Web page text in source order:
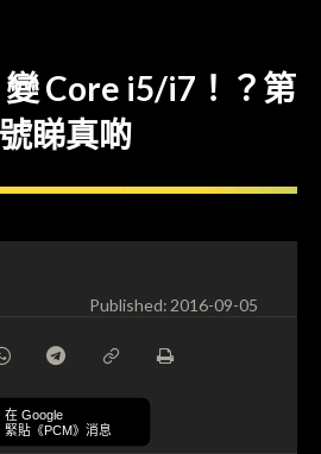
Core i5/i7！？第
睇真啲
Published:2016-09-05
在 Google
緊貼《PCM》消息